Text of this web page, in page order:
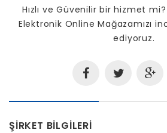
Hızlı ve Güvenilir bir hizmet mi?
Elektronik Online Mağazamızı
ediyoruz.
ŞIRKET BILGILERI